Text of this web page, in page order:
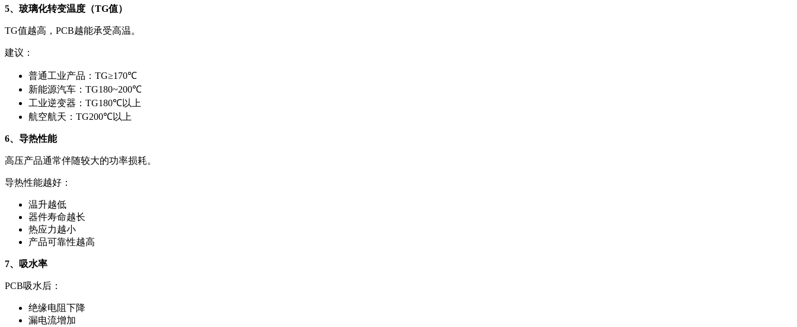
5、玻璃化转变温度（TG值）
TG值越高，PCB越能承受高温。
建议：
普通工业产品：TG≥170℃
新能源汽车：TG180~200℃
工业逆变器：TG180℃以上
航空航天：TG200℃以上
6、导热性能
高压产品通常伴随较大的功率损耗。
导热性能越好：
温升越低
器件寿命越长
热应力越小
产品可靠性越高
7、吸水率
PCB吸水后：
绝缘电阻下降
漏电流增加